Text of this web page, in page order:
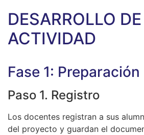
DESARROLLO
ACTIVIDAD
Fase 1: Preparación
Paso 1. Registro
Los docentes registran a sus
del proyecto y guardan el